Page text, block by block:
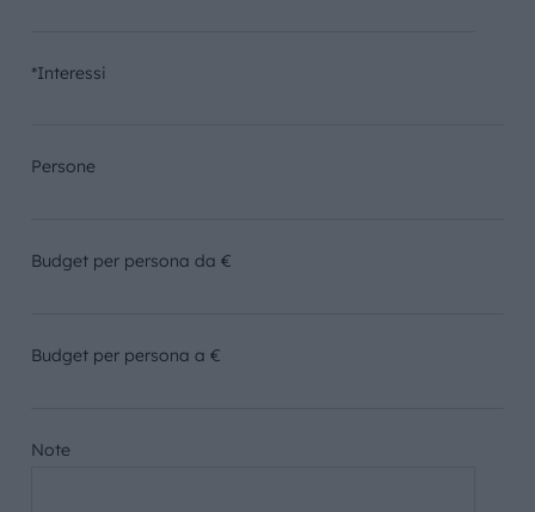
*Interessi
Persone
Budget per persona da €
Budget per persona a €
Note